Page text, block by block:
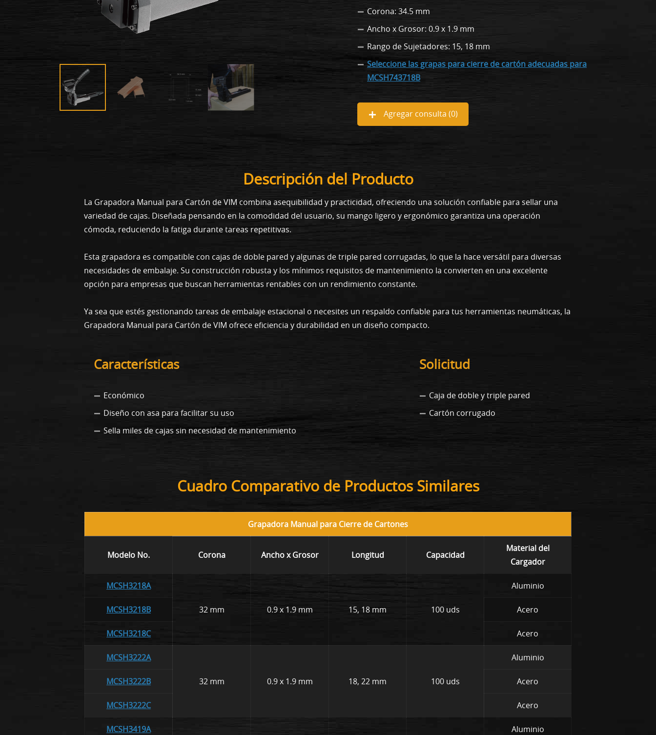
Corona: 34.5 mm
Ancho x Grosor: 0.9 x 1.9 mm
Rango de Sujetadores: 15, 18 mm
Seleccione las grapas para cierre de cartón adecuadas para
MCSH743718B
Agregar consulta (0)
Descripción del Producto
La Grapadora Manual para Cartón de VIM combina asequibilidad y practicidad, ofreciendo una solución confiable para sellar una
variedad de cajas. Diseñada pensando en la comodidad del usuario, su mango ligero y ergonómico garantiza una operación
cómoda, reduciendo la fatiga durante tareas repetitivas.
Esta grapadora es compatible con cajas de doble pared y algunas de triple pared corrugadas, lo que la hace versátil para diversas
necesidades de embalaje. Su construcción robusta y los mínimos requisitos de mantenimiento la convierten en una excelente
opción para empresas que buscan herramientas rentables con un rendimiento constante.
Ya sea que estés gestionando tareas de embalaje estacional o necesites un respaldo confiable para tus herramientas neumáticas, la
Grapadora Manual para Cartón de VIM ofrece eficiencia y durabilidad en un diseño compacto.
Solicitud
Caja de doble y triple pared
Cartón corrugado
Características
Económico
Diseño con asa para facilitar su uso
Sella miles de cajas sin necesidad de mantenimiento
Cuadro Comparativo de Productos Similares
Grapadora Manual para Cierre de Cartones
Modelo No. Corona Ancho x Grosor Longitud Capacidad
Material del
Cargador
MCSH3218A
32 mm 0.9 x 1.9 mm 15, 18 mm 100 uds
Aluminio
MCSH3218B Acero
MCSH3218C Acero
MCSH3222A
32 mm 0.9 x 1.9 mm 18, 22 mm 100 uds
Aluminio
MCSH3222B Acero
MCSH3222C Acero
MCSH3419A Aluminio